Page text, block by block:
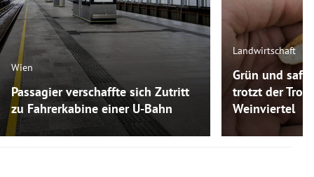
Wien
Passagier verschaffte sich Zutritt
zu Fahrerkabine einer U-Bahn
Landwirtschaft
Grün und
trotzt der
Weinviertel